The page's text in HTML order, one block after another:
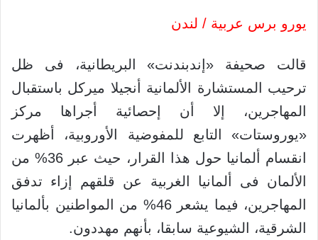
يورو برس عربية / لندن
قالت صحيفة «إندبندنت» البريطانية، فى ظل
ترحيب المستشارة الألمانية أنجيلا ميركل باستقبال
المهاجرين، إلا أن إحصائية أجراها مركز
«يوروستات» التابع للمفوضية الأوروبية، أظهرت
انقسام ألمانيا حول هذا القرار، حيث عبر 36% من
الألمان فى ألمانيا الغربية عن قلقهم إزاء تدفق
المهاجرين، فيما يشعر 46% من المواطنين بألمانيا
الشرقية، الشيوعية سابقا، بأنهم مهددون.